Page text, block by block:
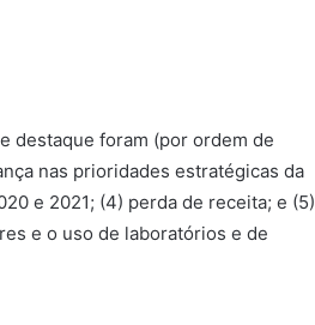
destaque foram (por ordem de
nas prioridades estratégicas da
e 2021; (4) perda de receita; e (5)
e o uso de laboratórios e de